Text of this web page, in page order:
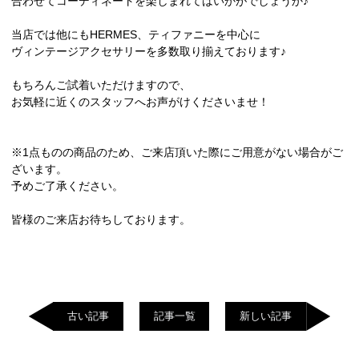
当店では他にもHERMES、ティファニーを中心に
ヴィンテージアクセサリーを多数取り揃えております♪
もちろんご試着いただけますので、
お気軽に近くのスタッフへお声がけくださいませ！
※1点ものの商品のため、ご来店頂いた際にご用意がない場合がご
ざいます。
予めご了承ください。
皆様のご来店お待ちしております。
古い記事 記事一覧 新しい記事